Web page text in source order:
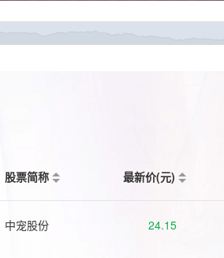
股票简称 最新价(元)
中宠股份 24.15